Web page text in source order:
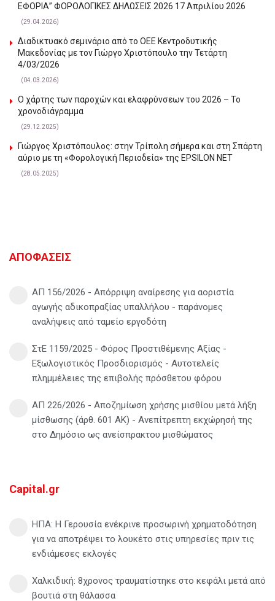
ΕΦΟΡΙΑ” ΦΟΡΟΛΟΓΙΚΕΣ ΔΗΛΩΣΕΙΣ 2026 17 Απριλίου 2026
(29.04.2026)
Διαδικτυακό σεμινάριο από το ΟΕΕ Κεντροδυτικής
Μακεδονίας με τον Γιώργο Χριστόπουλο την Τετάρτη
4/03/2026
(04.03.2026)
Ο χάρτης των παροχών και ελαφρύνσεων του 2026 – Το
χρονοδιάγραμμα
(29.12.2025)
Γιώργος Χριστόπουλος: στην Τρίπολη σήμερα και στη Σπάρτη
αύριο με τη «Φορολογική Περιοδεία» της EPSILON NET
(28.05.2025)
ΑΠΟΦΑΣΕΙΣ
ΑΠ 156/2026 - Απόρριψη αναίρεσης για αοριστία
αγωγής αδικοπραξίας υπαλλήλου - παράνομες
αναλήψεις από ταμείο εργοδότη
ΣτΕ 1159/2025 - Φόρος Προστιθέμενης Αξίας -
Εξωλογιστικός Προσδιορισμός - Αυτοτελείς
πλημμέλειες της επιβολής πρόσθετου φόρου
ΑΠ 226/2026 - Αποζημίωση χρήσης μισθίου μετά λήξη
μίσθωσης (άρθ. 601 ΑΚ) - Ανεπίτρεπτη εκχώρησή της
στο Δημόσιο ως ανείσπρακτου μισθώματος
Capital.gr
ΗΠΑ: Η Γερουσία ενέκρινε προσωρινή χρηματοδότηση
για να αποτρέψει το λουκέτο στις υπηρεσίες πριν τις
ενδιάμεσες εκλογές
Χαλκιδική: 8χρονος τραυματίστηκε στο κεφάλι μετά από
βουτιά στη θάλασσα